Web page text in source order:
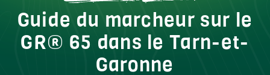
Guide du marcheur sur le
GR® 65 dans le Tarn-et-
Garonne